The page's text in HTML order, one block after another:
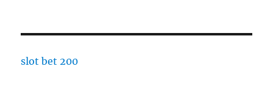
slot bet 200